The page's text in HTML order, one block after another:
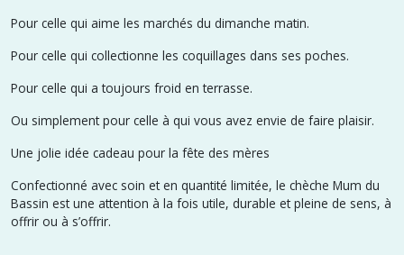
Pour celle qui aime les marchés du dimanche matin.
Pour celle qui collectionne les coquillages dans ses poches.
Pour celle qui a toujours froid en terrasse.
Ou simplement pour celle à qui vous avez envie de faire plaisir.
Une jolie idée cadeau pour la fête des mères
Confectionné avec soin et en quantité limitée, le chèche Mum du
Bassin est une attention à la fois utile, durable et pleine de sens, à
offrir ou à s’offrir.